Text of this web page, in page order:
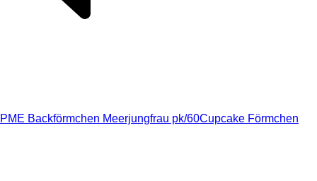
PME Backförmchen Meerjungfrau pk/60Cupcake Förmchen